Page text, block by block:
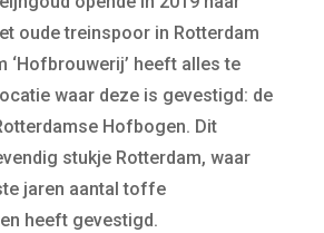
oude treinspoor in Rotterdam
‘Hofbrouwerij’ heeft alles te
waar deze is gevestigd: de
Hofbogen. Dit
stukje Rotterdam, waar
jaren aantal toffe
heeft gevestigd.